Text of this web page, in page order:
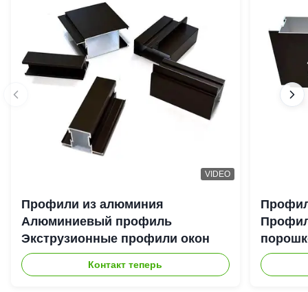
VIDEO
Профили из алюминия
Алюминиевый профиль
Экструзионные профили окон
Контакт теперь
для